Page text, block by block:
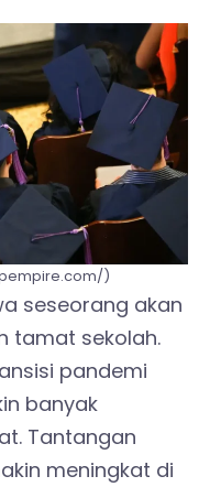
)
seseorang akan
tamat sekolah.
pandemi
banyak
Tantangan
meningkat di